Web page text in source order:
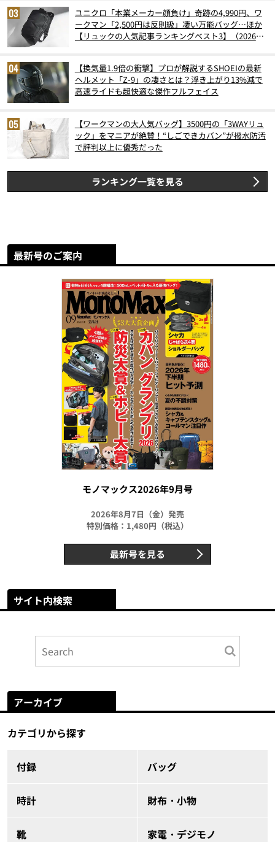
ユニクロ「本業メーカー顔負け」奇跡の4,990円、ワ
ークマン「2,500円は反則級」凄い万能バッグ…ほか
【リュックの人気記事ランキングベスト3】（2026年
【換気量1.9倍の衝撃】プロが解説するSHOEIの最新
ヘルメット「Z-9」の凄さとは？浮き上がり13%減で
高速ライドも超快適な傑作フルフェイス
【ワークマンの大人気バッグ】3500円の「3WAYリュ
ック」をマニアが絶賛！“しごできカバン”が撥水防汚
で評判以上に優秀だった
ランキング一覧を見る
最新号のご案内
モノマックス2026年9月号
2026年8月7日（金）発売
特別価格：1,480円（税込）
最新号を見る
サイト内検索
アーカイブ
カテゴリから探す
付録 バッグ
時計 財布・小物
靴 家電・デジモノ